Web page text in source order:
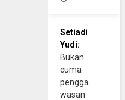
Setiadi
Yudi:
Bukan
cuma
pengga
wasan